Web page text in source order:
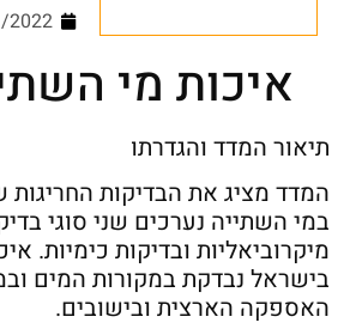
2022
איכות מי
תיאור המדד והגדרתו
המדד מציג את הבדיקות
במי השתייה נערכים שני סוגי
מיקרוביאליות ובדיקות כימיות.
בישראל נבדקת במקורות המים
האספקה הארצית ובישובים.